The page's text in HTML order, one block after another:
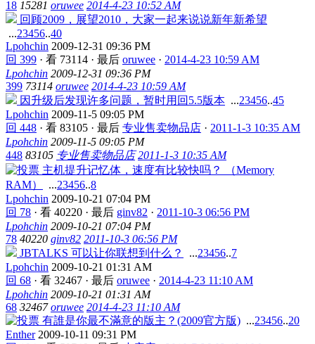
18 15281 oruwee 2014-4-23 10:52 AM
回顾2009，展望2010，大家一起来说说新年新希望
...23456..40
Lpohchin 2009-12-31 09:36 PM
回 399 · 看 73114 · 最后 oruwee · 2014-4-23 10:59 AM
Lpohchin 2009-12-31 09:36 PM
399 73114 oruwee 2014-4-23 10:59 AM
因升级后发现许多问题，暂时用回5.5版本 ...23456..45
Lpohchin 2009-11-5 09:05 PM
回 448 · 看 83105 · 最后 专业售卖物品店 · 2011-1-3 10:35 AM
Lpohchin 2009-11-5 09:05 PM
448 83105 专业售卖物品店 2011-1-3 10:35 AM
主机提升记忆体，速度有比较快吗？ （Memory
RAM）
...23456..8
Lpohchin 2009-10-21 07:04 PM
回 78 · 看 40220 · 最后 ginv82 · 2011-10-3 06:56 PM
Lpohchin 2009-10-21 07:04 PM
78 40220 ginv82 2011-10-3 06:56 PM
JBTALKS 可以让你联想到什么？
...23456..7
Lpohchin 2009-10-21 01:31 AM
回 68 · 看 32467 · 最后 oruwee · 2014-4-23 11:10 AM
Lpohchin 2009-10-21 01:31 AM
68 32467 oruwee 2014-4-23 11:10 AM
有誰是你最不滿意的版主？(2009官方版) ...23456..20
Enther 2009-10-11 09:31 PM